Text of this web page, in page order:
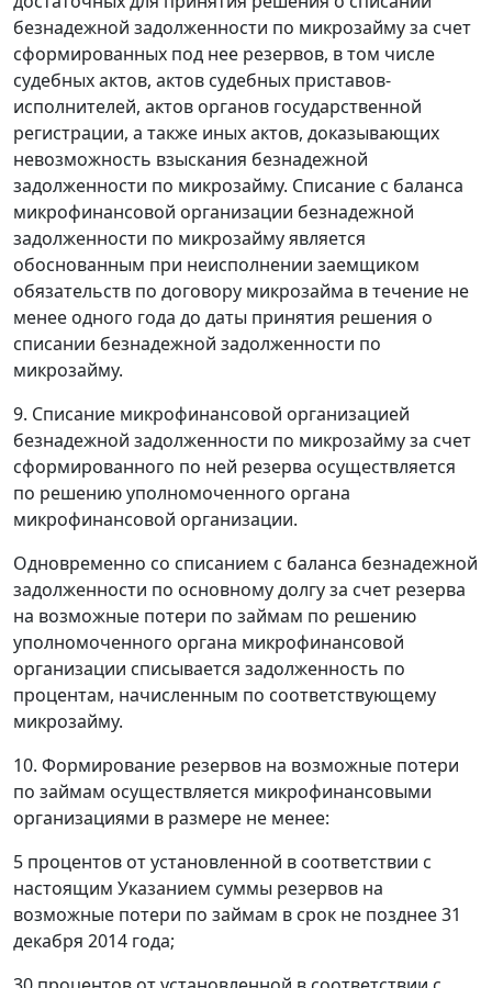
безнадежной задолженности по микрозайму за счет
сформированных под нее резервов, в том числе
судебных актов, актов судебных приставов-
исполнителей, актов органов государственной
регистрации, а также иных актов, доказывающих
невозможность взыскания безнадежной
задолженности по микрозайму. Списание с баланса
микрофинансовой организации безнадежной
задолженности по микрозайму является
обоснованным при неисполнении заемщиком
обязательств по договору микрозайма в течение не
менее одного года до даты принятия решения о
списании безнадежной задолженности по
микрозайму.
9. Списание микрофинансовой организацией
безнадежной задолженности по микрозайму за счет
сформированного по ней резерва осуществляется
по решению уполномоченного органа
микрофинансовой организации.
Одновременно со списанием с баланса безнадежной
задолженности по основному долгу за счет резерва
на возможные потери по займам по решению
уполномоченного органа микрофинансовой
организации списывается задолженность по
процентам, начисленным по соответствующему
микрозайму.
10. Формирование резервов на возможные потери
по займам осуществляется микрофинансовыми
организациями в размере не менее:
5 процентов от установленной в соответствии с
настоящим Указанием суммы резервов на
возможные потери по займам в срок не позднее 31
декабря 2014 года;